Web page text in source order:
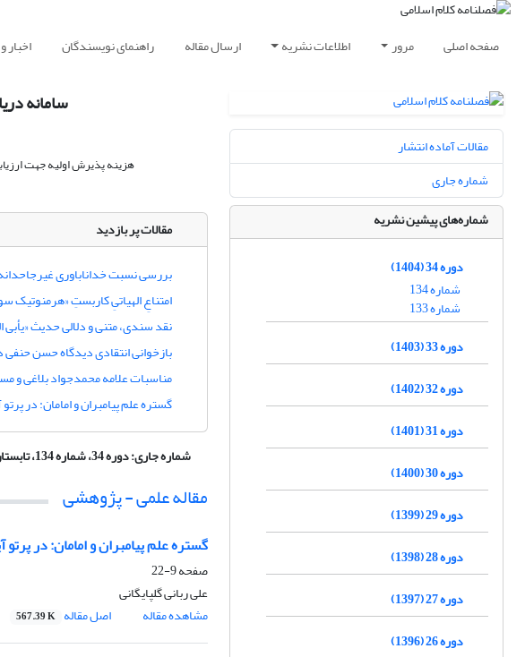
صفحه اصلی مرور اطلاعات نشریه ارسال مقاله راهنمای نویسندگان اخبار
مقالات آماده انتشار
شماره جاری
شماره‌های پیشین نشریه
دوره 34 (1404)
شماره 134
شماره 133
دوره 33 (1403)
دوره 32 (1402)
دوره 31 (1401)
دوره 30 (1400)
دوره 29 (1399)
دوره 28 (1398)
دوره 27 (1397)
دوره 26 (1396)
سامانه
هزینه پذیرش اولیه جهت ارزیابی 300.000 تومان و کل هزینه جهت چاپ 600.000 تومان
مقالات پر بازدید
بررسی نسبت خداناباوری
امتناعِ الهیاتیِ کاربستِ
نقد سندی، متنی و دلالی حدیث «یأبی
بازخوانی انتقادی دیدگاه حسن حنفی
مناسبات علامه محمدجواد بلاغی و
گستره علم پیامبران و امامان: در
شماره جاری:دوره 34، شماره 134، تابستان 1404، صفحه 1-182
مقاله علمی - پژوهشی
گستره علم پیامبران و امامان: در
صفحه9-22
علی ربانی گلپایگانی
مشاهده مقاله
اصل مقاله 567.39 K